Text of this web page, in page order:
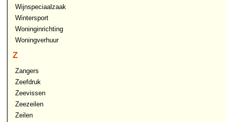
Wijnspeciaalzaak
Wintersport
Woninginrichting
Woningverhuur
Z
Zangers
Zeefdruk
Zeevissen
Zeezeilen
Zeilen